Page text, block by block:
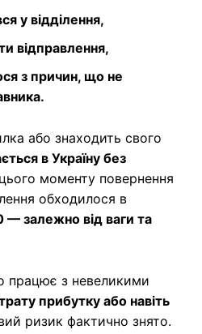
у відділення,
відправлення,
з причин, що не
або знаходить свого
в Україну без
моменту повернення
обходилося в
— залежно від ваги та
працює з невеликими
прибутку або навіть
ризик фактично знято.